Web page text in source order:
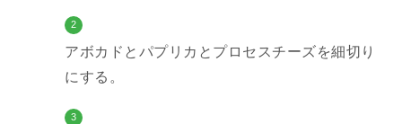
2
アボカドとパプリカとプロセスチーズを細切り
にする。
3